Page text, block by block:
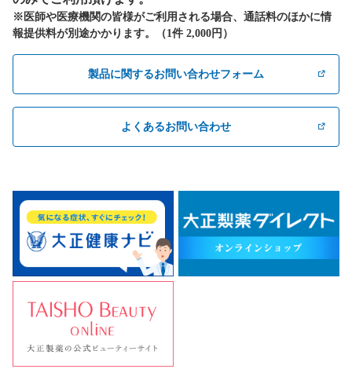
※医師や医療機関の皆様がご利用される場合、通話料のほかに情
報提供料が別途かかります。（1件 2,000円）
製品に関するお問い合わせフォーム
よくあるお問い合わせ